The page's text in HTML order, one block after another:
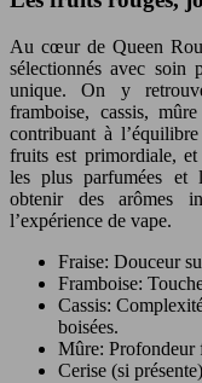
Au cœur de Queen
sélectionnés avec
unique. On y
framboise, cassis,
contribuant à
fruits est primordiale,
les plus parfumées et
obtenir des arômes
l’expérience de vape.
Fraise: Douceur
Framboise:
Cassis:
boisées.
Mûre: Profondeur
Cerise (si